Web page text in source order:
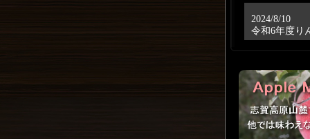
2024/8/10
令和6年度り